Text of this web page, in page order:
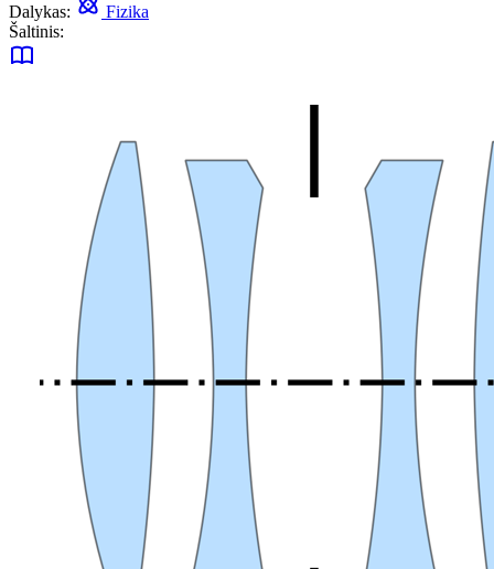
Dalykas:
Fizika
Šaltinis: